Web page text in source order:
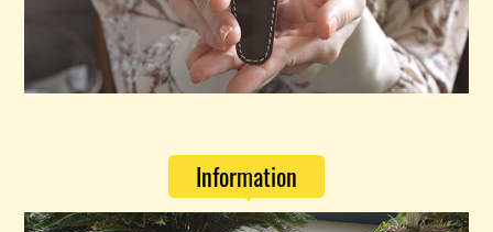
Information